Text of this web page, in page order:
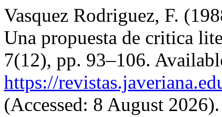
Vasquez Rodriguez, F.
Una propuesta de critica
7(12), pp. 93–106.
https://
(Accessed: 8 August 2026).